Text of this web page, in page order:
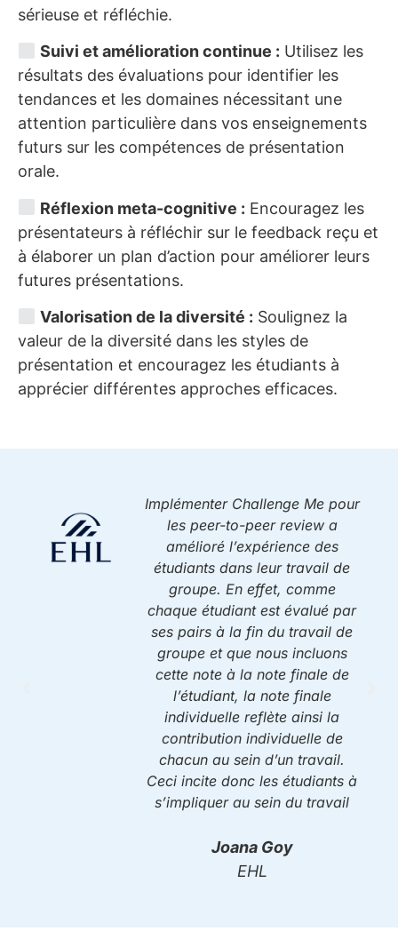
sérieuse et réfléchie.
Suivi et amélioration continue : Utilisez les
résultats des évaluations pour identifier les
tendances et les domaines nécessitant une
attention particulière dans vos enseignements
futurs sur les compétences de présentation
orale.
Réflexion meta-cognitive : Encouragez les
présentateurs à réfléchir sur le feedback reçu et
à élaborer un plan d’action pour améliorer leurs
futures présentations.
Valorisation de la diversité : Soulignez la
valeur de la diversité dans les styles de
présentation et encouragez les étudiants à
apprécier différentes approches efficaces.
Implémenter Challenge Me pour
les peer-to-peer review a
amélioré l’expérience des
étudiants dans leur travail de
groupe. En effet, comme
chaque étudiant est évalué par
ses pairs à la fin du travail de
groupe et que nous incluons
cette note à la note finale de
l’étudiant, la note finale
individuelle reflète ainsi la
contribution individuelle de
chacun au sein d’un travail.
Ceci incite donc les étudiants à
s’impliquer au sein du travail
Joana Goy
EHL